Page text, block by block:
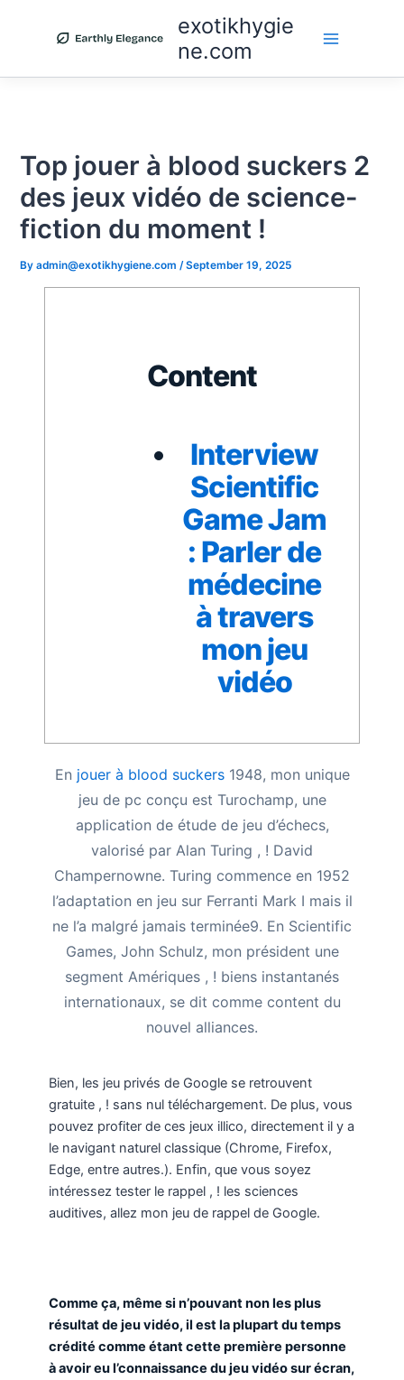
exotikhygie
ne.com
Top jouer à blood suckers 2
des jeux vidéo de science-
fiction du moment !
Byadmin@exotikhygiene.com/September 19, 2025
Content
Interview
Scientific
Game Jam
: Parler de
médecine
à travers
mon jeu
vidéo
En jouer à blood suckers1948, mon unique
jeu de pc conçu est Turochamp, une
application de étude de jeu d’échecs,
valorisé par Alan Turing , ! David
Champernowne. Turing commence en 1952
l’adaptation en jeu sur Ferranti Mark I mais il
ne l’a malgré jamais terminée9. En Scientific
Games, John Schulz, mon président une
segment Amériques , ! biens instantanés
internationaux, se dit comme content du
nouvel alliances.
Bien, les jeu privés de Google se retrouvent
gratuite , ! sans nul téléchargement. De plus, vous
pouvez profiter de ces jeux illico, directement il y a
le navigant naturel classique (Chrome, Firefox,
Edge, entre autres.). Enfin, que vous soyez
intéressez tester le rappel , ! les sciences
auditives, allez mon jeu de rappel de Google.
Comme ça, même si n’pouvant non les plus
résultat de jeu vidéo, il est la plupart du temps
crédité comme étant cette première personne
à avoir eu l’connaissance du jeu vidéo sur écran,